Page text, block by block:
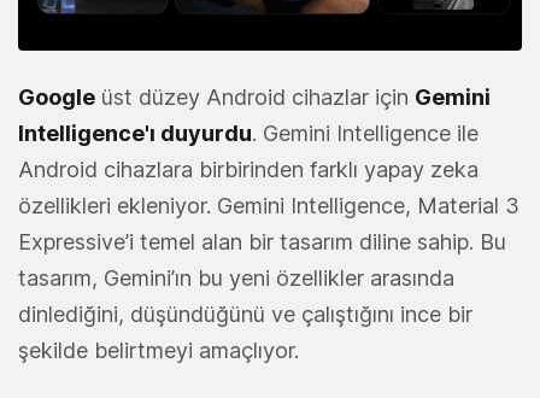
Google üst düzey Android cihazlar için Gemini
Intelligence'ı duyurdu. Gemini Intelligence ile
Android cihazlara birbirinden farklı yapay zeka
özellikleri ekleniyor. Gemini Intelligence, Material 3
Expressive’i temel alan bir tasarım diline sahip. Bu
tasarım, Gemini’ın bu yeni özellikler arasında
dinlediğini, düşündüğünü ve çalıştığını ince bir
şekilde belirtmeyi amaçlıyor.